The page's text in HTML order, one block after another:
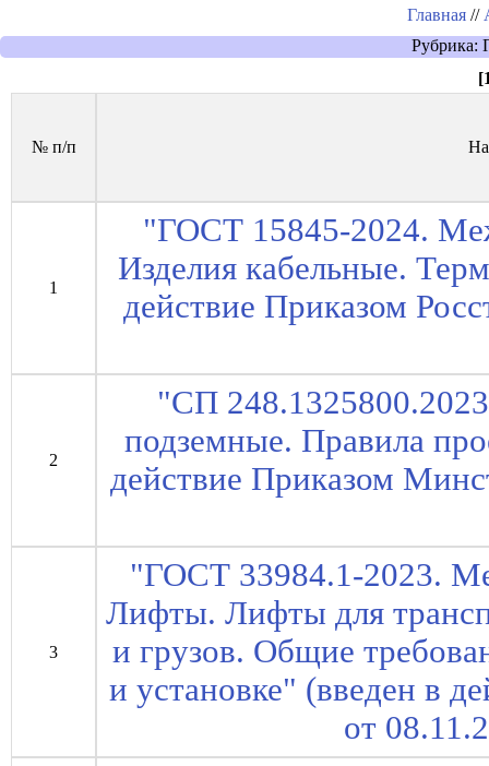
Главная //
Рубрика:
№ п/п
1
"ГОСТ 15845-2024.
Изделия кабельные.
действие Приказом
2
"СП
подземные. Правила
действие Приказом
3
"ГОСТ 33984.1-2023.
Лифты. Лифты для
и грузов. Общие
и установке" (введен в
от